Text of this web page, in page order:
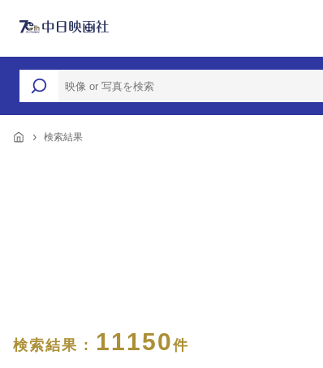
検索結果
検索結果 : 11150件